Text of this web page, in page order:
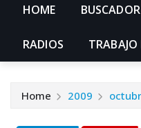
HOME BUSCADOR
RADIOS
Home 2009